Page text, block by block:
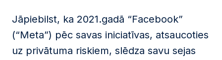
Jāpiebilst, ka 2021.gadā “Facebook”
(“Meta”) pēc savas iniciatīvas, atsaucoties
uz privātuma riskiem, slēdza savu sejas